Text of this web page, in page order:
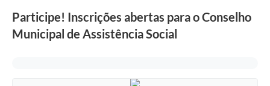
Participe! Inscrições abertas para o Conselho
Municipal de Assistência Social